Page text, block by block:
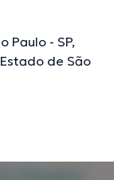
Wady Debes
contínua
importantes
línguas que usa
Paulo - SP,
de São